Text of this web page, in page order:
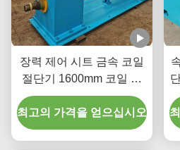
장력 제어 시트 금속 코일
절단기 1600mm 코일 두
께 3mm 120m/분 절단 속
도
최고의 가격을 얻으십시오